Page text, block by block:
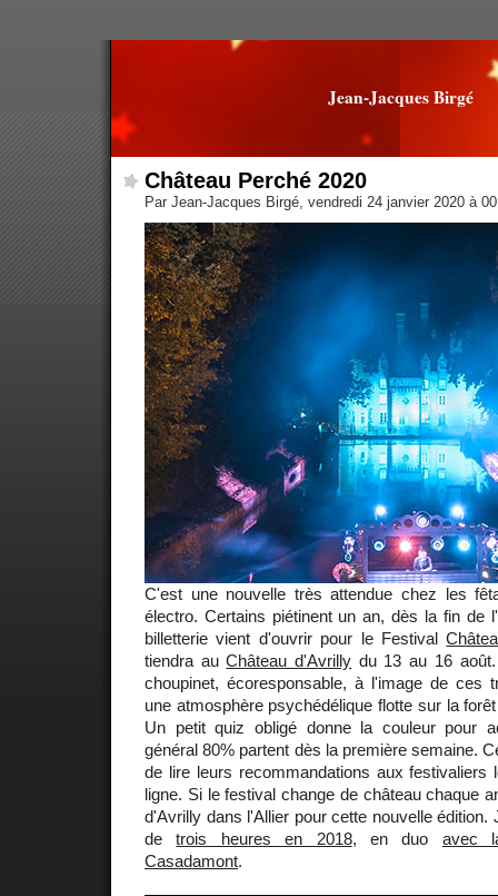
Jean-Jacques Birgé
Château Perché 2020
Par Jean-Jacques Birgé, vendredi 24 janvier 2020 à
C'est une nouvelle très attendue chez les
électro. Certains piétinent un an, dès la fin de
billetterie vient d'ouvrir pour le Festival
tiendra auChâteau d'Avrilly du 13 au 16
choupinet, écoresponsable, à l'image de ces
une atmosphère psychédélique flotte sur la
Un petit quiz obligé donne la couleur pour
général 80% partent dès la première semaine.
de lire leurs recommandations aux festivaliers
ligne. Si le festival change de château chaque
d'Avrilly dans l'Allier pour cette nouvelle
detrois heures en 2018, en duo avec
Casadamont.